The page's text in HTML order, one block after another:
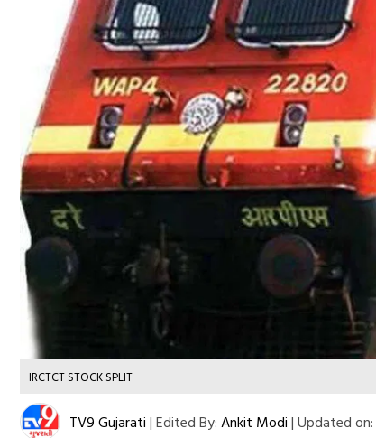
IRCTCT STOCK SPLIT
TV9 Gujarati | Edited By: Ankit Modi | Updated on: